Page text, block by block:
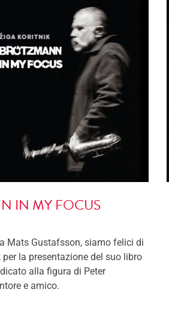
IN MY FOCUS
Mats Gustafsson, siamo felici di
la presentazione del suo libro
alla figura di Peter
e amico.